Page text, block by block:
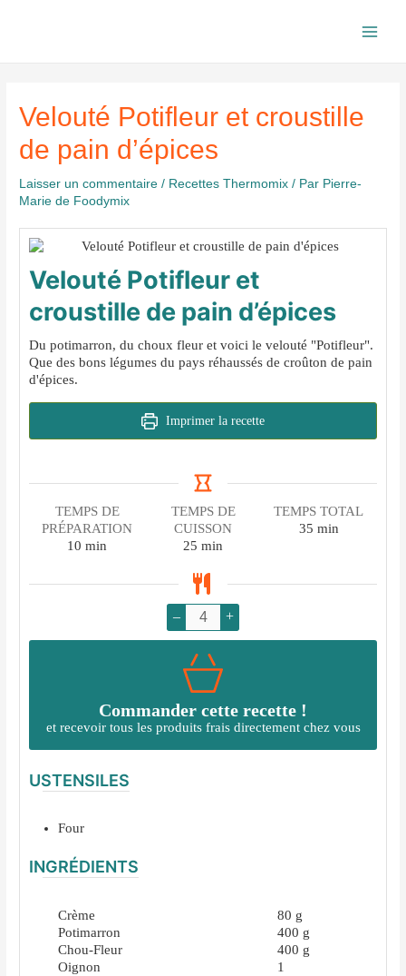
Velouté Potifleur et croustille
de pain d’épices
Laisser un commentaire / Recettes Thermomix / Par Pierre-
Marie de Foodymix
Velouté Potifleur et
croustille de pain d’épices
Du potimarron, du choux fleur et voici le velouté "Potifleur".
Que des bons légumes du pays réhaussés de croûton de pain
d'épices.
Imprimer la recette
TEMPS DE
PRÉPARATION
10 minutes
min
TEMPS DE
CUISSON
25 minutes
min
TEMPS TOTAL
35minutes
min
– +
Commander cette recette !
et recevoir tous les produits frais directement chez vous
USTENSILES
Four
INGRÉDIENTS
Crème 80 g
Potimarron
400 g
Chou-Fleur
400 g
Oignon
1